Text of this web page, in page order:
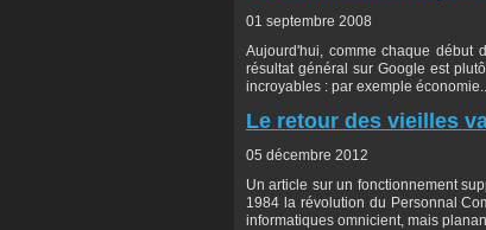
01 septembre 2008
Aujourd'hui, comme chaque début
résultat général sur Google est
incroyables : par exemple
Le retour des vieilles
05 décembre 2012
Un article sur un fonctionnement
1984 la révolution du Personnal
informatiques omnicient, mais